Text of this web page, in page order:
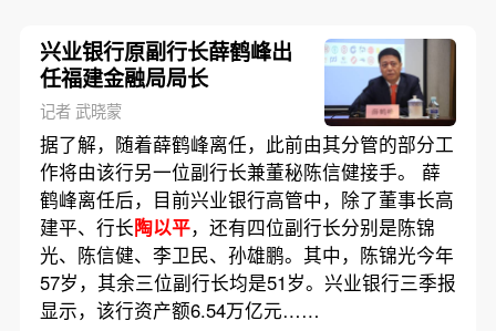
兴业银行原副行长薛鹤峰出
任福建金融局局长
记者 武晓蒙
据了解，随着薛鹤峰离任，此前由其分管的部分工
作将由该行另一位副行长兼董秘陈信健接手。 薛
鹤峰离任后，目前兴业银行高管中，除了董事长高
建平、行长陶以平，还有四位副行长分别是陈锦
光、陈信健、李卫民、孙雄鹏。其中，陈锦光今年
57岁，其余三位副行长均是51岁。兴业银行三季报
显示，该行资产额6.54万亿元……